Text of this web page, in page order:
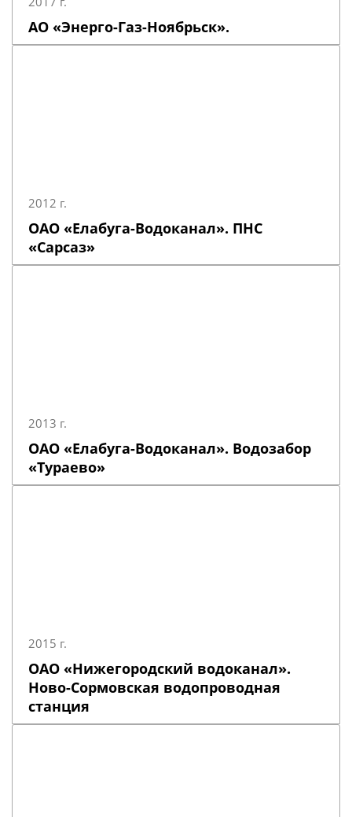
АО «Энерго-Газ-Ноябрьск».
2012 г.
ОАО «Елабуга-Водоканал». ПНС
«Сарсаз»
2013 г.
ОАО «Елабуга-Водоканал». Водозабор
«Тураево»
2015 г.
ОАО «Нижегородский водоканал».
Ново-Сормовская водопроводная
станция